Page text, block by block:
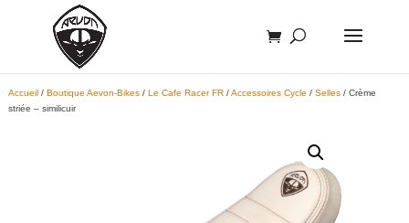
Accueil/ Boutique Aevon-Bikes/ Le Cafe Racer FR/Accessoires Cycle / Selles/ Crème
striée – similicuir